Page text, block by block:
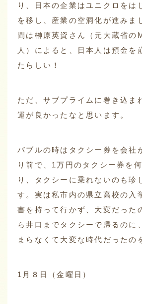
り、日本の企業はユニクロをは
を移し、産業の空洞化が進みま
間は榊原英資さん（元大蔵省の
人）によると、日本人は預金を
たらしい！
ただ、サブプライムに巻き込ま
運が良かったなと思います。
バブルの時はタクシー券を会社
り前で、1万円のタクシー券を
り、タクシーに乗れないのも珍
す。実は私市内の県立高校の入
書を持って行かず、大変だった
ら井口までタクシーで帰るのに
まらなくて大変な時代だったの
1月８日（金曜日）